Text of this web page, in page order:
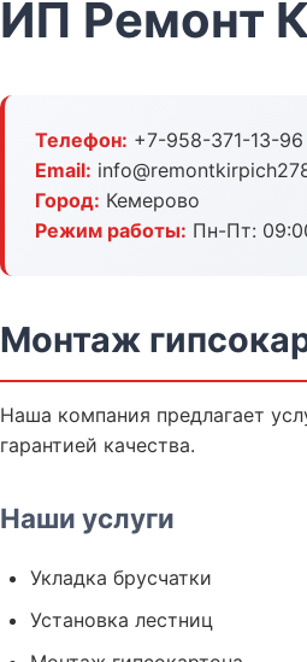
ИП Ремонт
Телефон: +7-958-371-13-96
Email:
Город: Кемерово
Режим работы: Пн-Пт:
Монтаж
Наша компания предлагает
гарантией качества.
Наши услуги
Укладка брусчатки
Установка лестниц